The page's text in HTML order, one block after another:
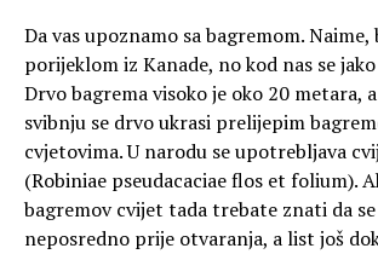
Da vas upoznamo sa bagremom. Naime,
porijeklom iz Kanade, no kod nas se
Drvo bagrema visoko je oko 20 metara,
svibnju se drvo ukrasi prelijepim
cvjetovima. U narodu se upotrebljava
(Robiniae pseudacaciae flos et folium).
bagremov cvijet tada trebate znati da
neposredno prije otvaranja, a list još